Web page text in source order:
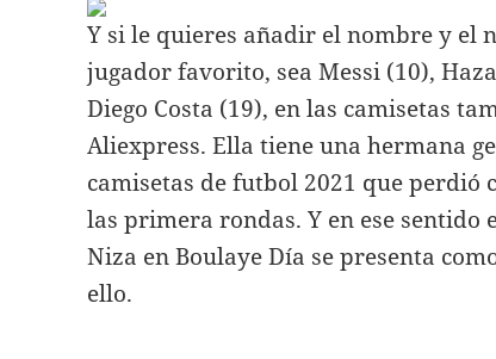
Y si le quieres añadir el nombre y el
jugador favorito, sea Messi (10),
Diego Costa (19), en las camisetas
Aliexpress. Ella tiene una hermana
camisetas de futbol 2021 que perdió
las primera rondas. Y en ese
Niza en Boulaye Día se presenta
ello.